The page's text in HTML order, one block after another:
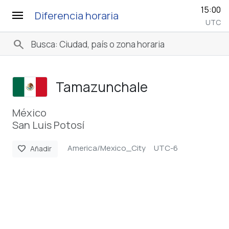
menu Diferencia horaria 15:00
UTC
search
Tamazunchale
México
San Luis Potosí
favorite Añadir America/Mexico_City UTC-6